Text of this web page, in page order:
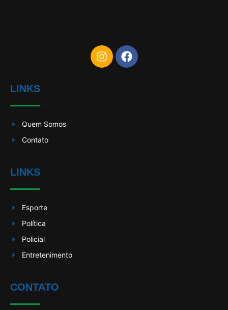
LINKS
Quem Somos
Contato
LINKS
Esporte
Política
Policial
Entretenimento
CONTATO